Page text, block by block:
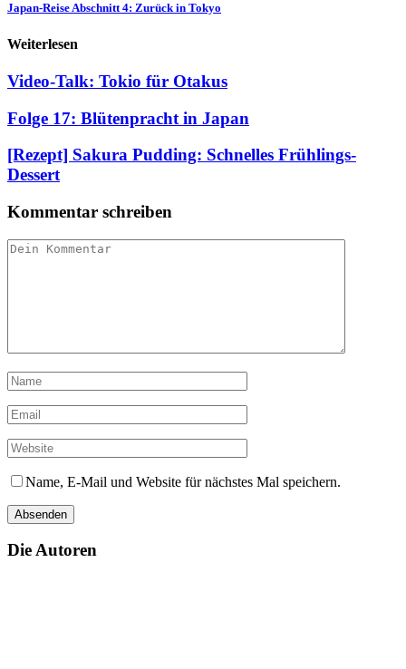
Japan-Reise Abschnitt 4: Zurück in Tokyo
Weiterlesen
Video-Talk: Tokio für Otakus
Folge 17: Blütenpracht in Japan
[Rezept] Sakura Pudding: Schnelles Frühlings-
Dessert
Kommentar schreiben
Name, E-Mail und Website für nächstes Mal speichern.
Die Autoren